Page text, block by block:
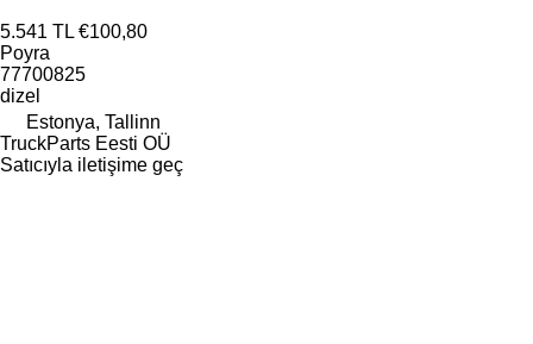
5.541 TL €100,80
Poyra
77700825
dizel
Estonya, Tallinn
TruckParts Eesti OÜ
Satıcıyla iletişime geç